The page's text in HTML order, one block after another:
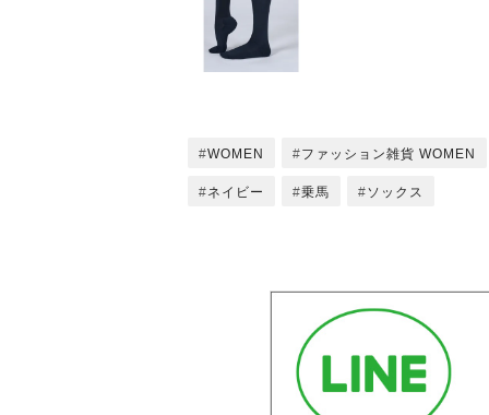
WOMEN ファッション雑貨 WOMEN
ネイビー 乗馬 ソックス